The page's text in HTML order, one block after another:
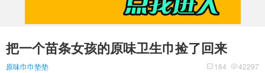
把一个苗条女孩的原味卫生巾捡了回来
原味巾巾垫垫 42297
184